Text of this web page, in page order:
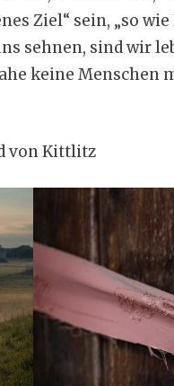
Ziel“ sein, „so
sehnen, sind wir
keine Menschen
von Kittlitz